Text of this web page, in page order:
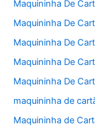
Maquininha De
Maquininha De
Maquininha De
Maquininha De
Maquininha De
maquininha de
Maquininha de